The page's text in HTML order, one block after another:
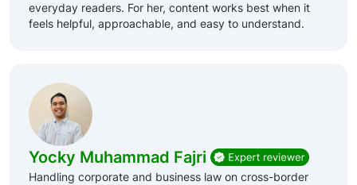
everyday readers. For her, content works best when it
feels helpful, approachable, and easy to understand.
Yocky Muhammad Fajri
Handling corporate and business law on cross-border